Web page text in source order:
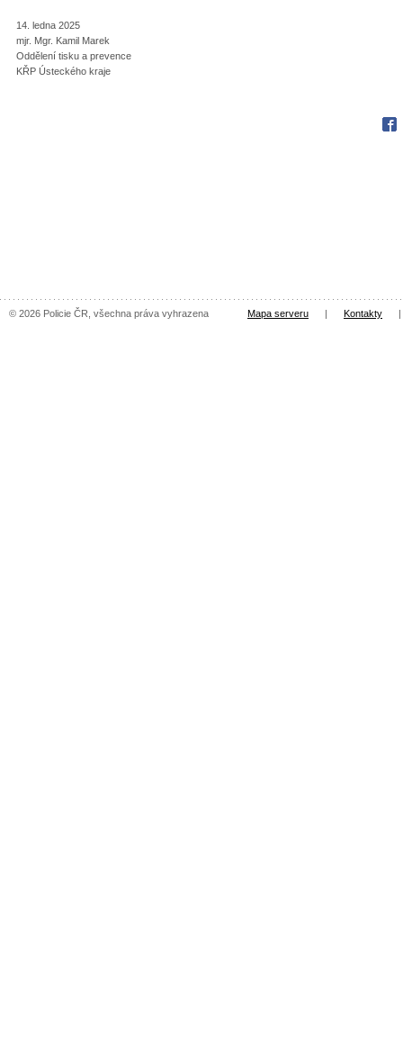
14. ledna 2025
mjr. Mgr. Kamil Marek
Oddělení tisku a prevence
KŘP Ústeckého kraje
© 2026 Policie ČR, všechna práva vyhrazena Mapa serveru | Kontakty |